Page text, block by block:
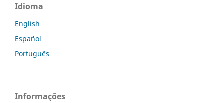
Idioma
English
Español
Português
Informações